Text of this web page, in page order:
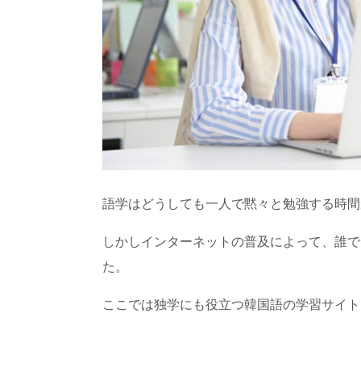
語学はどうしても一人で黙々と勉強する時
しかしインターネットの普及によって、誰
た。
ここでは独学にも役立つ韓国語の学習サイ